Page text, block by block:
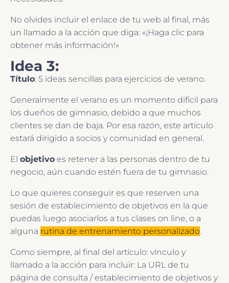
No olvides incluir el enlace de tu web al final, más
un llamado a la acción que diga: «¡Haga clic para
obtener más información!»
Idea 3:
Título: 5 ideas sencillas para ejercicios de verano.
Generalmente el verano es un momento difícil para
los dueños de gimnasio, debido a que muchos
clientes se dan de baja. Por esa razón, este artículo
estará dirigido a socios y comunidad en general.
El objetivo es retener a las personas dentro de tu
negocio, aún cuando estén fuera de tu gimnasio.
Lo que quieres conseguir es que reserven una
sesión de establecimiento de objetivos en la que
puedas luego asociarlos a tus clases on line, o a
alguna rutina de entrenamiento personalizado.
Como siempre, al final del artículo: vínculo y
llamado a la acción para incluir: La URL de tu
página de consulta / establecimiento de objetivos y